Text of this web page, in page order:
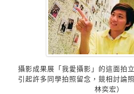
攝影成果展「我愛攝影」的這面拍
引起許多同學拍照留念，競相討論
林奕宏）